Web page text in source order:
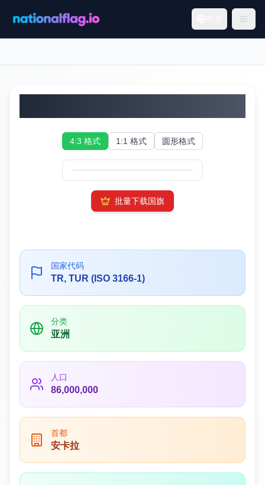
4:3 格式 1:1 格式 圆形格式
批量下载国旗
国家代码
TR, TUR (ISO 3166-1)
分类
亚洲
人口
86,000,000
首都
安卡拉